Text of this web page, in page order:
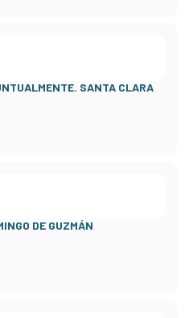
SANTA CLARA
DE GUZMÁN